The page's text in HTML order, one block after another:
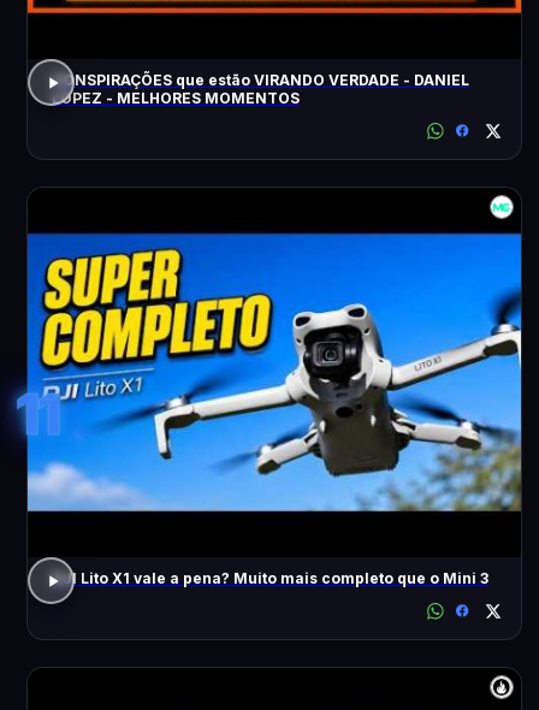
CONSPIRAÇÕES que estão VIRANDO VERDADE - DANIEL
LOPEZ - MELHORES MOMENTOS
11
DJI Lito X1 vale a pena? Muito mais completo que o Mini 3